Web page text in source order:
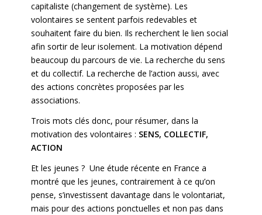
capitaliste (changement de système). Les
volontaires se sentent parfois redevables et
souhaitent faire du bien. Ils recherchent le lien social
afin sortir de leur isolement. La motivation dépend
beaucoup du parcours de vie. La recherche du sens
et du collectif. La recherche de l’action aussi, avec
des actions concrètes proposées par les
associations.
Trois mots clés donc, pour résumer, dans la
motivation des volontaires : SENS, COLLECTIF,
ACTION
Et les jeunes ? Une étude récente en France a
montré que les jeunes, contrairement à ce qu’on
pense, s’investissent davantage dans le volontariat,
mais pour des actions ponctuelles et non pas dans